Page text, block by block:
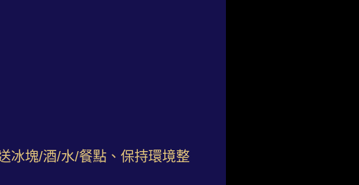
冰塊/酒/水/餐點、保持環境整